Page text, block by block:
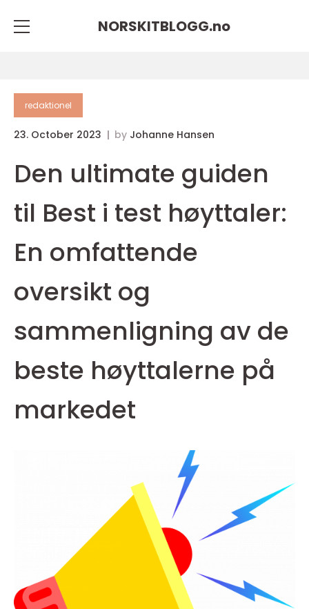
NORSKITBLOGG.no
redaktionel
23. October 2023 by Johanne Hansen
Den ultimate guiden
til Best i test høyttaler:
En omfattende
oversikt og
sammenligning av de
beste høyttalerne på
markedet